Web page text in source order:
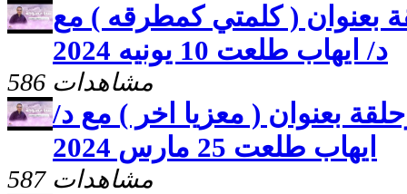
بعنوان ( كلمتي كمطرقه ) مع
د/ ايهاب طلعت 10 يونيه 2024
586 مشاهدات
بعنوان ( معزيا اخر ) مع د/
ايهاب طلعت 25 مارس 2024
587 مشاهدات